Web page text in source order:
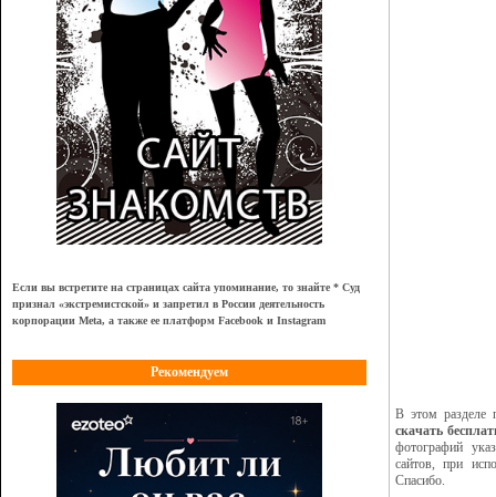
Если вы встретите на страницах сайта упоминание, то знайте * Суд
признал «экстремистской» и запретил в России деятельность
корпорации Meta, а также ее платформ Facebook и Instagram
Рекомендуем
В этом разделе
скачать
фотографий
сайтов, при
Спасибо.